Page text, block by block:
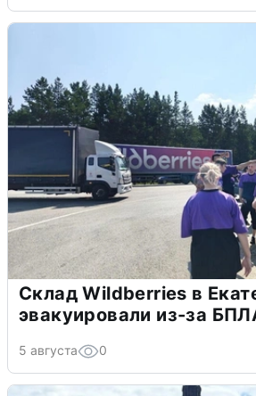
Склад Wildberries в
эвакуировали из-за
5 августа 0